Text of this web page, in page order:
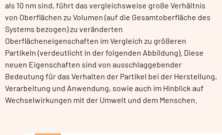
als 10 nm sind, führt das vergleichsweise große Verhältnis
von Oberflächen zu Volumen (auf die Gesamtoberfläche des
Systems bezogen) zu veränderten
Oberflächeneigenschaften im Vergleich zu größeren
Partikeln (verdeutlicht in der folgenden Abbildung). Diese
neuen Eigenschaften sind von ausschlaggebender
Bedeutung für das Verhalten der Partikel bei der Herstellung,
Verarbeitung und Anwendung, sowie auch im Hinblick auf
Wechselwirkungen mit der Umwelt und dem Menschen.